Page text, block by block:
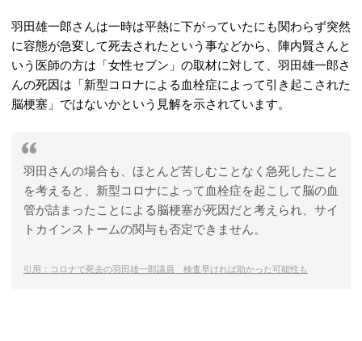
羽田雄一郎さんは一時は平熱に下がっていたにも関わらず突然
に容態が急変して死去されたという事などから、陣内賢さんと
いう医師の方は「女性セブン」の取材に対して、羽田雄一郎さ
んの死因は「新型コロナによる血栓症によって引き起こされた
脳梗塞」ではないかという見解を示されています。
羽田さんの場合も、ほとんど苦しむことなく急死したこと
を考えると、新型コロナによって血栓症を起こして脳の血
管が詰まったことによる脳梗塞が死因だと考えられ、サイ
トカインストームの関与も否定できません。
引用：コロナで死去の羽田雄一郎議員 検査早ければ助かった可能性も